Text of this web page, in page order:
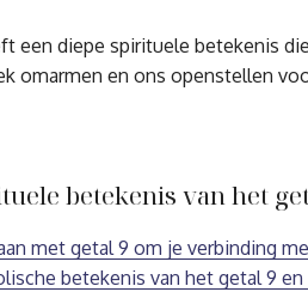
een diepe spirituele betekenis
omarmen en ons openstellen
betekenis van het
met getal 9 om je verbinding
betekenis van het getal 9